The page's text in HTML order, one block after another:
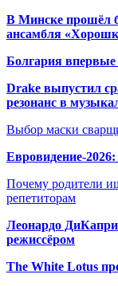
В Минске прошёл
ансамбля
Болгария впервые
Drake выпустил
резонанс в
Выбор маски
Евровидение-
Почему родители
репетиторам
Леонардо
режиссёром
The White Lotus